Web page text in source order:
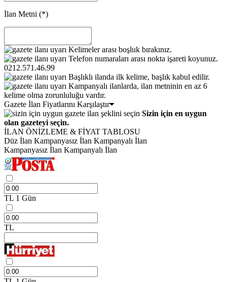
İlan Metni (*)
Kelimeler arası boşluk bırakınız.
Telefon numaraları arası nokta işareti koyunuz.
0212.571.46.99
Başlıklı ilanda ilk kelime, başlık kabul edilir.
Kampanyalı ilanlarda, ilan metninin en az 6
kelime olma zorunluluğu vardır.
Gazete İlan Fiyatlarını Karşılaştır
Sizin için en uygun
olan gazeteyi seçin.
İLAN ÖNİZLEME & FİYAT TABLOSU
Düz İlan Kampanyasız İlan Kampanyalı İlan
Kampanyasız İlan Kampanyalı İlan
TL 1 Gün
TL